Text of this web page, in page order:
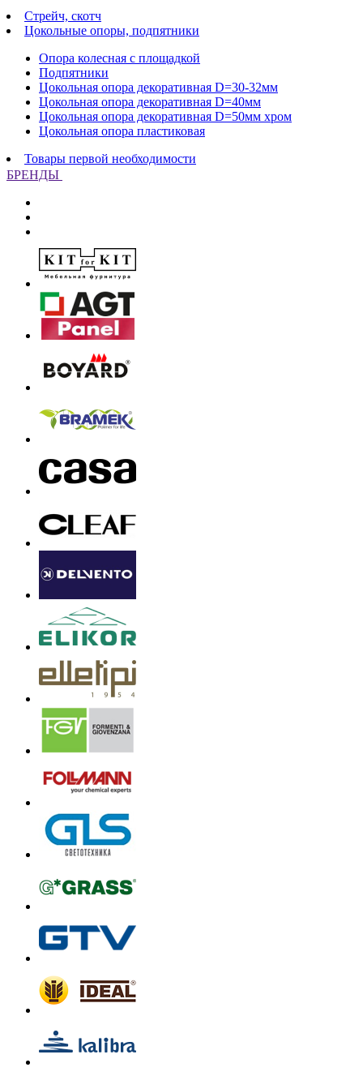
Стрейч, скотч
Цокольные опоры, подпятники
Опора колесная с площадкой
Подпятники
Цокольная опора декоративная D=30-32мм
Цокольная опора декоративная D=40мм
Цокольная опора декоративная D=50мм хром
Цокольная опора пластиковая
Товары первой необходимости
БРЕНДЫ